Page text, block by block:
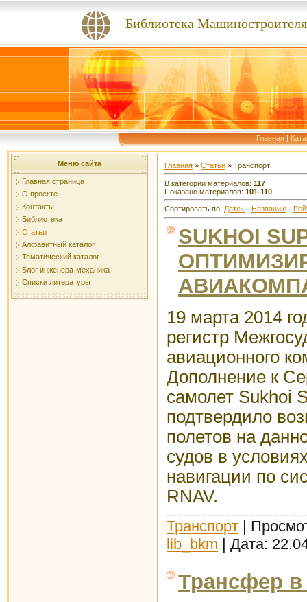
Библиотека Машиностроителя
Главная|
Меню сайта
Главная страница
О проекте
Контакты
Библиотека
Статьи
Алфавитный каталог
Тематический каталог
Блог инженера-механика
Списки литературы
Главная » Статьи » Транспорт
В категории материалов: 117
Показано материалов: 101-110
Сортировать по: Дате · Названию ·
SUKHOI
19 марта 2014
регистр
авиационного
Дополнение к
самолет Sukhoi
подтвердило
полетов на
судов в
навигации по
RNAV.
Транспорт |
lib_bkm | Дата:
Трансфер в